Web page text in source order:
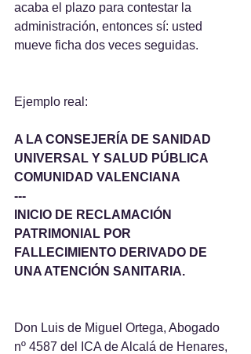
acaba el plazo para contestar la
administración, entonces sí: usted
mueve ficha dos veces seguidas.
Ejemplo real:
A LA CONSEJERÍA DE SANIDAD
UNIVERSAL Y SALUD PÚBLICA
COMUNIDAD VALENCIANA
---
INICIO DE RECLAMACIÓN
PATRIMONIAL POR
FALLECIMIENTO DERIVADO DE
UNA ATENCIÓN SANITARIA.
Don Luis de Miguel Ortega, Abogado
nº 4587 del ICA de Alcalá de Henares,